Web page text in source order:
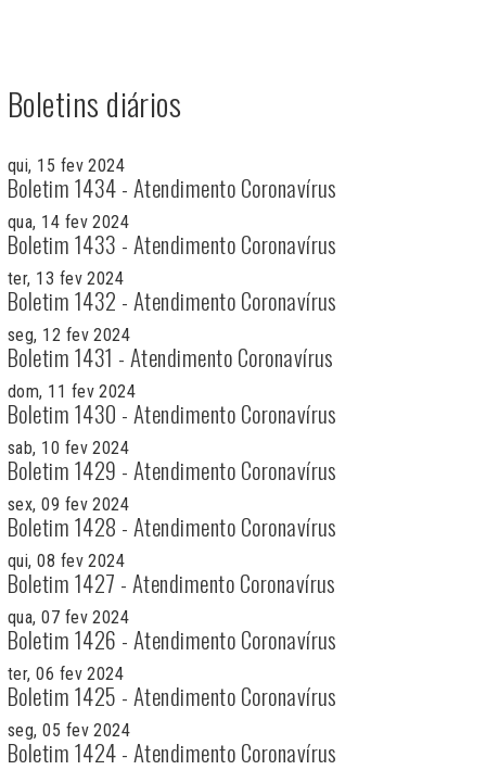
Boletins diários
qui, 15 fev 2024
Boletim 1434 - Atendimento Coronavírus
qua, 14 fev 2024
Boletim 1433 - Atendimento Coronavírus
ter, 13 fev 2024
Boletim 1432 - Atendimento Coronavírus
seg, 12 fev 2024
Boletim 1431 - Atendimento Coronavírus
dom, 11 fev 2024
Boletim 1430 - Atendimento Coronavírus
sab, 10 fev 2024
Boletim 1429 - Atendimento Coronavírus
sex, 09 fev 2024
Boletim 1428 - Atendimento Coronavírus
qui, 08 fev 2024
Boletim 1427 - Atendimento Coronavírus
qua, 07 fev 2024
Boletim 1426 - Atendimento Coronavírus
ter, 06 fev 2024
Boletim 1425 - Atendimento Coronavírus
seg, 05 fev 2024
Boletim 1424 - Atendimento Coronavírus